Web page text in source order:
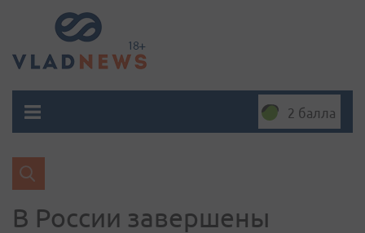
2 балла
В России завершены